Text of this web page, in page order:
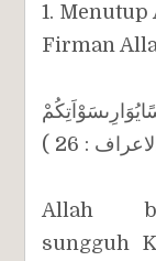
1. Menutup
Firman
Allah
sungguh